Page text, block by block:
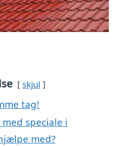
skjul
tag!
speciale i
med?